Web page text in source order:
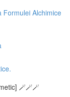
Formulei Alchimice
🪄🪄🪄